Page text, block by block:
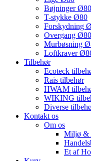
Bøjninger Ø80
T-stykke Ø80
Forskydning
Overgang Ø80
Murbøsning
Loftkraver
Tilbehør
Ecoteck
Rais tilbehør
HWAM
WIKING
Diverse
Kontakt os
Om os
Miljø &
Et af